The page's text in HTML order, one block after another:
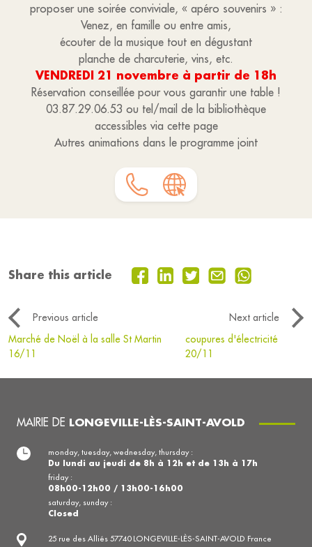
proposer une soirée conviviale, « apéro souvenirs » :
Venez, en famille ou entre amis,
écouter de la musique tout en dégustant
planche de charcuterie, vins, etc.
VENDREDI 21 novembre à partir de 18h
Réservation conseillée pour vous garantir une table !
03.87.29.06.53 ou tel/mail de la bibliothèque
accessibles via cette page
Autres animations dans le programme joint
Share this article
Previous article
Next article
Marché de Noël à la salle St Martin
16/11
coupures d'électricité
20/11
MAIRIE DE LONGEVILLE-LÈS-SAINT-AVOLD
25 rue des Alliés 57740 LONGEVILLE-LÈS-SAINT-AVOLD France
monday, tuesday, wednesday, thursday :
Du lundi au jeudi de 8h à 12h et de 13h à 17h
friday :
08h00-12h00 / 13h00-16h00
saturday, sunday :
Closed